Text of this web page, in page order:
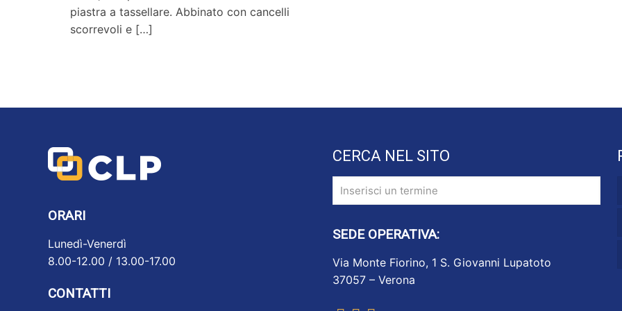
piastra a tassellare. Abbinato con cancelli
scorrevoli e […]
ORARI
Lunedì-Venerdì
8.00-12.00 / 13.00-17.00
CONTATTI
CERCA NEL SITO
SEDE OPERATIVA:
Via Monte Fiorino, 1 S. Giovanni Lupatoto
37057 – Verona